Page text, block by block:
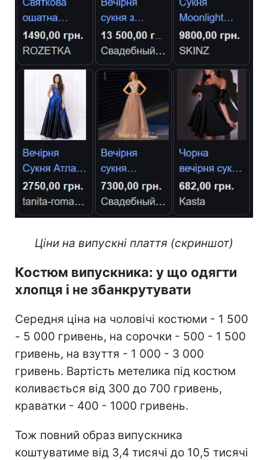
Ціни на випускні плаття (скриншот)
Костюм випускника: у що одягти
хлопця і не збанкрутувати
Середня ціна на чоловічі костюми - 1 500
- 5 000 гривень, на сорочки - 500 - 1 500
гривень, на взуття - 1 000 - 3 000
гривень. Вартість метелика під костюм
коливається від 300 до 700 гривень,
краватки - 400 - 1000 гривень.
Тож повний образ випускника
коштуватиме від 3,4 тисячі до 10,5 тисячі